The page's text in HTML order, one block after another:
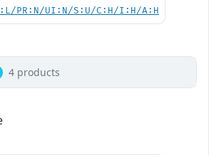
PR:N/UI:N/S:U/C:H/I:H/A:H
4 products